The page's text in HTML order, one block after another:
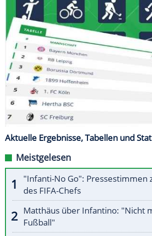
Aktuelle Ergebnisse, Tabellen und
Meistgelesen
"Infanti-No Go": Pressestimmen
des FIFA-Chefs
Matthäus über Infantino: "Nicht
Fußball"